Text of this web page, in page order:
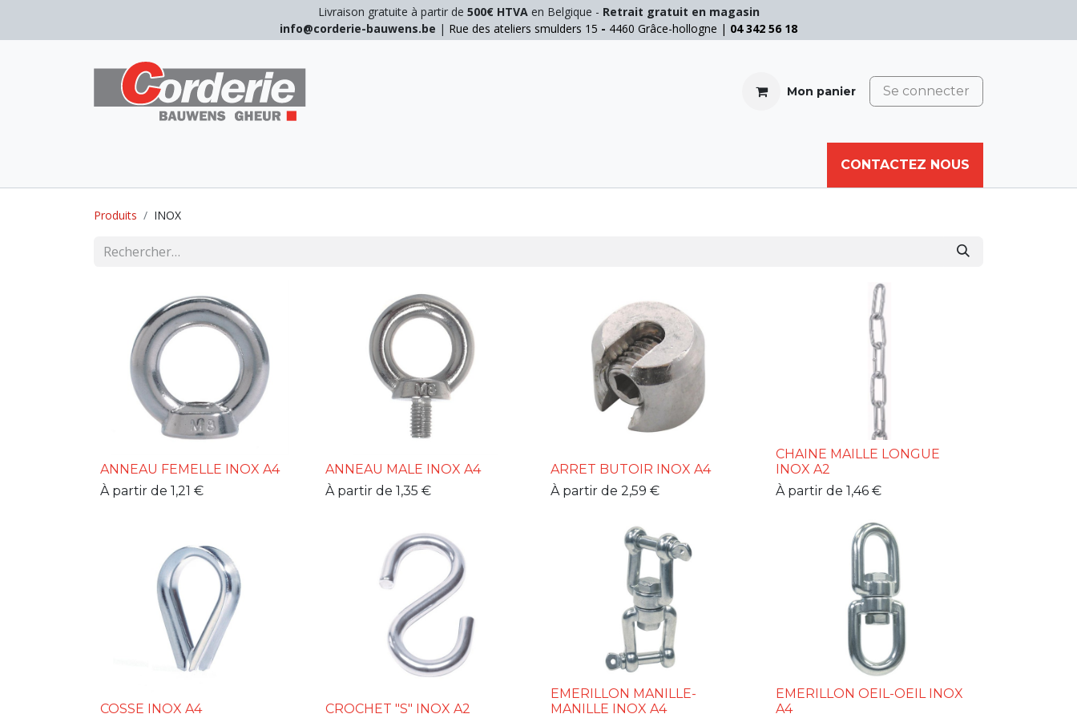
Livraison gratuite à partir de 500€ HTVAen Belgique - Retrait gratuit en magasin
info@corderie-bauwens.be | Rue des ateliers smulders 15 - 4460 Grâce-hollogne | 04 342 56 18
Mon panier Se connecter
CORDE AUTRES
CONTACTEZ NOUS
Produits INOX
ANNEAU FEMELLE INOX A4
À partir de 1,21 €
ANNEAU MALE INOX A4
À partir de 1,35 €
ARRET BUTOIR INOX A4
À partir de 2,59 €
CHAINE MAILLE LONGUE
INOX A2
À partir de 1,46 €
COSSE INOX A4 CROCHET "S" INOX A2
EMERILLON MANILLE-
MANILLE INOX A4
EMERILLON OEIL-OEIL INOX
A4